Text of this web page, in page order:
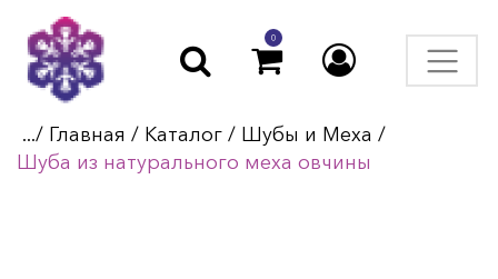
0
.../ Главная / Каталог / Шубы и Меха /
Шуба из натурального меха овчины